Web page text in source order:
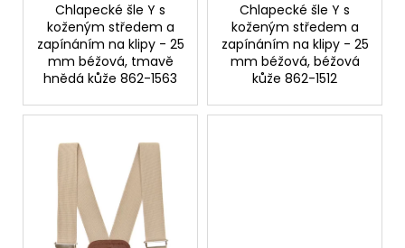
Chlapecké šle Y s
koženým středem a
zapínáním na klipy - 25
mm béžová, tmavě
hnědá kůže 862-1563
Chlapecké šle Y s
koženým středem a
zapínáním na klipy - 25
mm béžová, béžová
kůže 862-1512